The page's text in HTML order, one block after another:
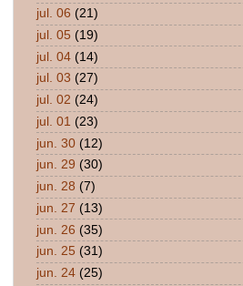
jul. 06 (21)
jul. 05 (19)
jul. 04 (14)
jul. 03 (27)
jul. 02 (24)
jul. 01 (23)
jun. 30 (12)
jun. 29 (30)
jun. 28 (7)
jun. 27 (13)
jun. 26 (35)
jun. 25 (31)
jun. 24 (25)